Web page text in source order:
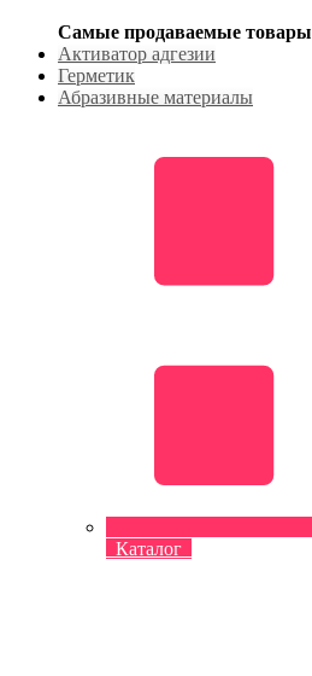
Самые продаваемые товары
Активатор адгезии
Герметик
Абразивные материалы
Каталог